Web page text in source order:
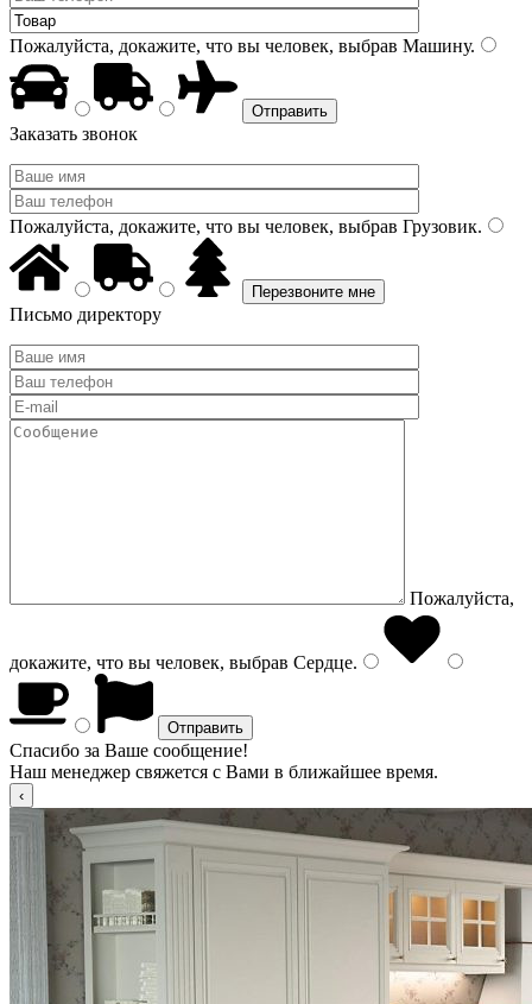
Пожалуйста, докажите, что вы человек, выбрав Машину.
Заказать звонок
Пожалуйста, докажите, что вы человек, выбрав Грузовик.
Письмо директору
Пожалуйста,
докажите, что вы человек, выбрав Сердце.
Спасибо за Ваше сообщение!
Наш менеджер свяжется с Вами в ближайшее время.